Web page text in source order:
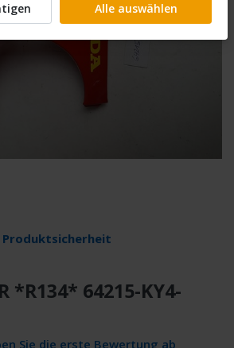
*R134* 64215-KY4-
Sie die erste Bewertung ab
Alle auswählen